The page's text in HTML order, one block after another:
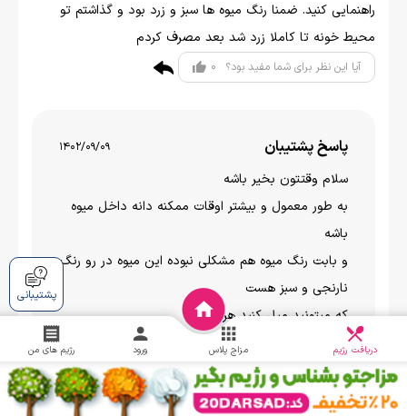
راهنمایی کنید. ضمنا رنگ میوه ها سبز و زرد بود و گذاشتم تو
محیط خونه تا کاملا زرد شد بعد مصرف کردم
آیا این نظر برای شما مفید بود؟ 0
پاسخ پشتیبان 1402/09/09
سلام وقتتون بخير باشه
به طور معمول و بیشتر اوقات ممکنه دانه داخل میوه
باشه
و بابت رنگ میوه هم مشکلی نبوده این میوه در رو رنگ
نارنجی و سبز هست
که میتونید میل کنید هر دو رو
1402/04/22
پشتیبانی
دریافت رژیم مزاج پلاس ورود رژیم های من